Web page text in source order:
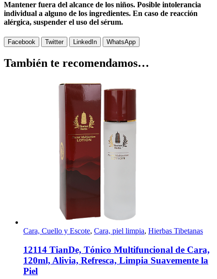
Mantener fuera del alcance de los niños. Posible intolerancia
individual a alguno de los ingredientes. En caso de reacción
alérgica, suspender el uso del sérum.
Facebook Twitter LinkedIn WhatsApp
También te recomendamos…
Cara, Cuello y Escote, Cara, piel limpia, Hierbas Tibetanas
12114 TianDe, Tónico Multifuncional de Cara,
120ml, Alivia, Refresca, Limpia Suavemente la
Piel